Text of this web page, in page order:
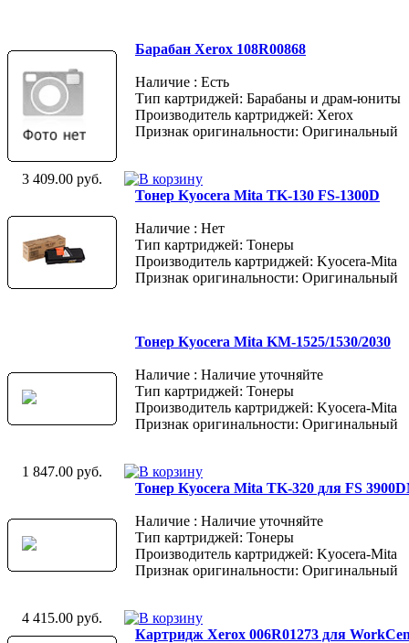
Барабан Xerox 108R00868
Наличие : Есть
Тип картриджей: Барабаны и драм-юниты
Производитель картриджей: Xerox
Признак оригинальности: Оригинальный
3 409.00 руб.
Тонер Kyocera Mita TK-130 FS-1300D
Наличие : Нет
Тип картриджей: Тонеры
Производитель картриджей: Kyocera-Mita
Признак оригинальности: Оригинальный
Тонер Kyocera Mita KM-1525/1530/2030
Наличие : Наличие уточняйте
Тип картриджей: Тонеры
Производитель картриджей: Kyocera-Mita
Признак оригинальности: Оригинальный
1 847.00 руб.
Тонер Kyocera Mita TK-320 для FS
Наличие : Наличие уточняйте
Тип картриджей: Тонеры
Производитель картриджей: Kyocera-Mita
Признак оригинальности: Оригинальный
4 415.00 руб.
Картридж Xerox 006R01273 для